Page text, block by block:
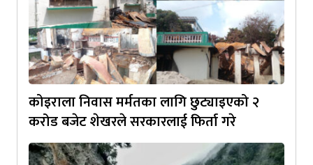
कोइराला निवास मर्मतका लागि छुट्याइएको २
करोड बजेट शेखरले सरकारलाई फिर्ता गरे